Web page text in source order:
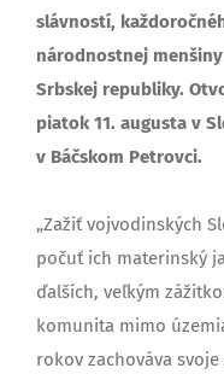
slávností,
národnostnej
Srbskej republiky.
piatok 11. augusta v
v Báčskom Petrovci.
„Zažiť vojvodinských
počuť ich materinský
ďalších, veľkým
komunita mimo
rokov zachováva